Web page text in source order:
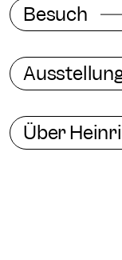
Besuch
Über